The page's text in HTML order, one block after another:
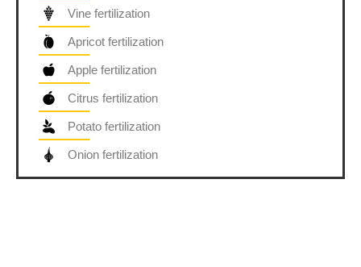
Vine fertilization
Apricot fertilization
Apple fertilization
Citrus fertilization
Potato fertilization
Onion fertilization